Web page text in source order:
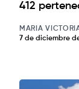
412
MARIA
7 de diciembre